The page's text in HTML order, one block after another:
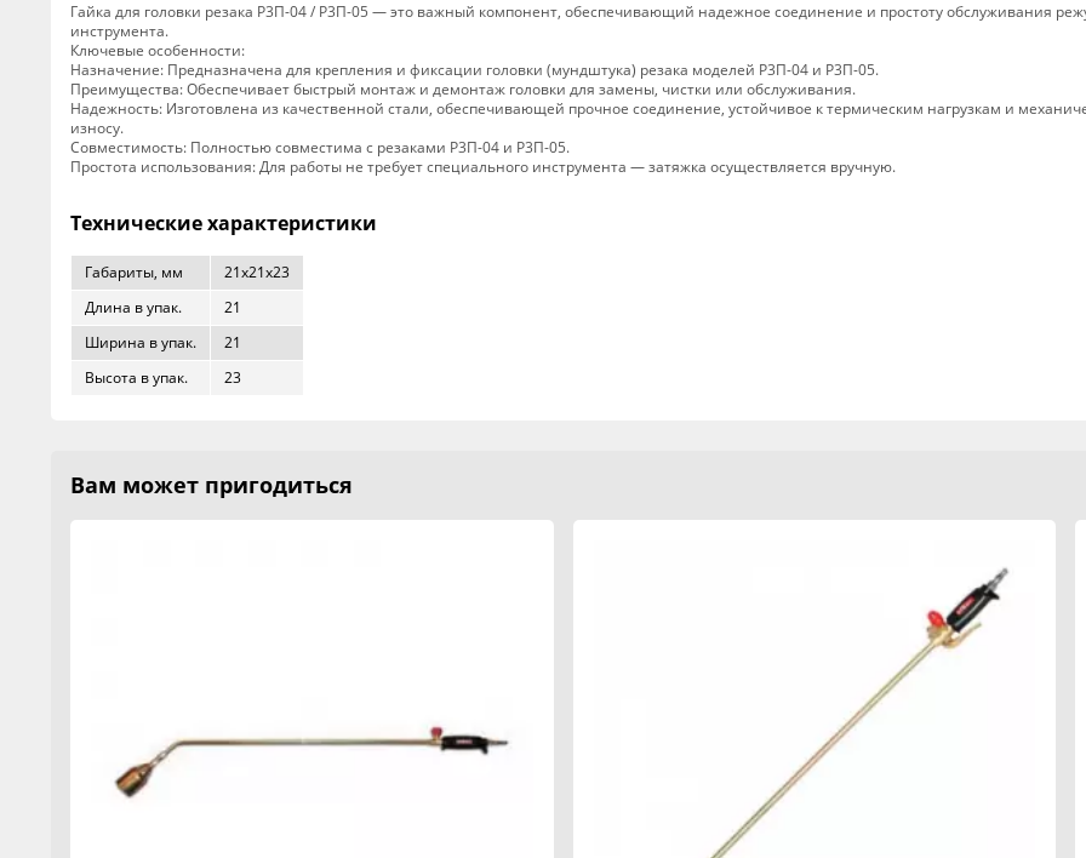
Гайка для головки резака Р3П-04 / Р3П-05 — это важный компонент, обеспечивающий надежное соединение и простоту обслуживания
инструмента.
Ключевые особенности:
Назначение: Предназначена для крепления и фиксации головки (мундштука) резака моделей Р3П-04 и Р3П-05.
Преимущества: Обеспечивает быстрый монтаж и демонтаж головки для замены, чистки или обслуживания.
Надежность: Изготовлена из качественной стали, обеспечивающей прочное соединение, устойчивое к термическим нагрузкам и
износу.
Совместимость: Полностью совместима с резаками Р3П-04 и Р3П-05.
Простота использования: Для работы не требует специального инструмента — затяжка осуществляется вручную.
Технические характеристики
Габариты, мм
21x21x23
Длина в упак.
21
Ширина в упак.
21
Высота в упак.
23
Вам может пригодиться